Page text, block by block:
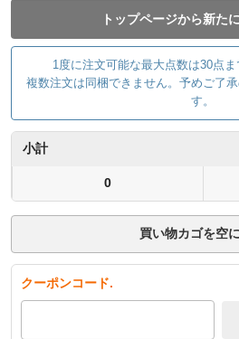
トップページから新た
1度に注文可能な最大点数は30点ま
複数注文は同梱できません。予めご了
す。
小計
0
買い物カゴを空
クーポンコード.